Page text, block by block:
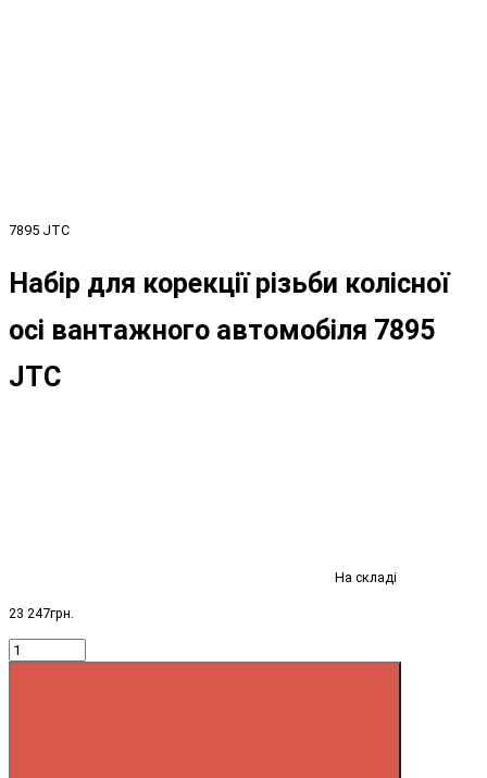
7895 JTC
Набір для корекції різьби колісної
осі вантажного автомобіля 7895
JTC
На складі
23 247грн.